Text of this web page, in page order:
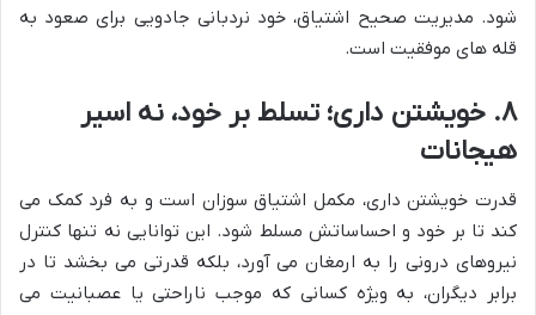
شود. مدیریت صحیح اشتیاق، خود نردبانی جادویی برای صعود به
قله های موفقیت است.
۸. خویشتن داری؛ تسلط بر خود، نه اسیر
هیجانات
قدرت خویشتن داری، مکمل اشتیاق سوزان است و به فرد کمک می
کند تا بر خود و احساساتش مسلط شود. این توانایی نه تنها کنترل
نیروهای درونی را به ارمغان می آورد، بلکه قدرتی می بخشد تا در
برابر دیگران، به ویژه کسانی که موجب ناراحتی یا عصبانیت می